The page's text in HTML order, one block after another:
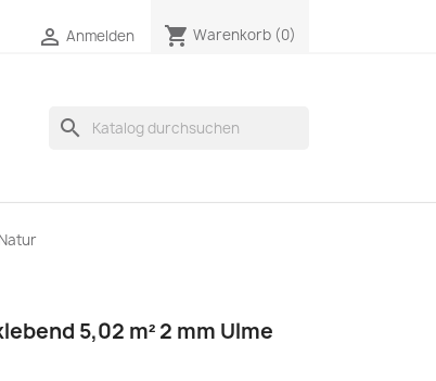
 Anmelden shopping_cart Warenkorb (0)
search
5,02 m² 2 mm Ulme